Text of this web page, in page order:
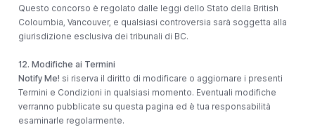
Questo concorso è regolato dalle leggi dello Stato della British
Coloumbia, Vancouver, e qualsiasi controversia sarà soggetta alla
giurisdizione esclusiva dei tribunali di BC.
12. Modifiche ai Termini
Notify Me! si riserva il diritto di modificare o aggiornare i presenti
Termini e Condizioni in qualsiasi momento. Eventuali modifiche
verranno pubblicate su questa pagina ed è tua responsabilità
esaminarle regolarmente.